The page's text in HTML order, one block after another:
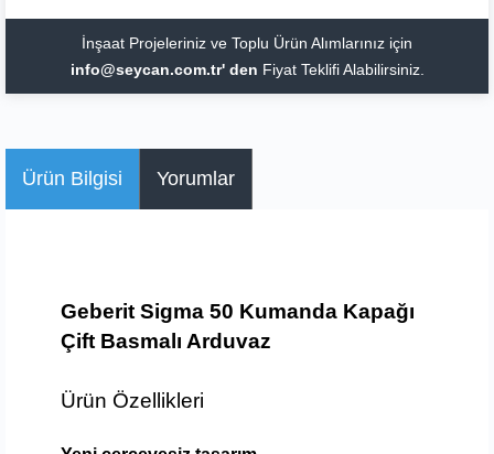
İnşaat Projeleriniz ve Toplu Ürün Alımlarınız için
info@seycan.com.tr' den Fiyat Teklifi Alabilirsiniz.
Ürün Bilgisi Yorumlar
Geberit Sigma 50 Kumanda Kapağı
Çift Basmalı Arduvaz
Ürün Özellikleri